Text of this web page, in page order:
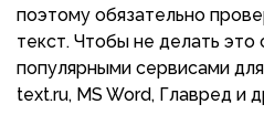
поэтому обязательно
текст. Чтобы не делать это
популярными сервисами
text.ru, MS Word, Главред и